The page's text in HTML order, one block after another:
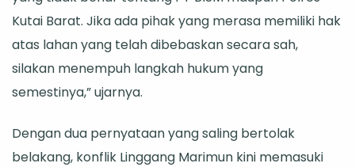
Kutai Barat. Jika ada pihak yang merasa memiliki hak
atas lahan yang telah dibebaskan secara sah,
silakan menempuh langkah hukum yang
semestinya,” ujarnya.
Dengan dua pernyataan yang saling bertolak
belakang, konflik Linggang Marimun kini memasuki